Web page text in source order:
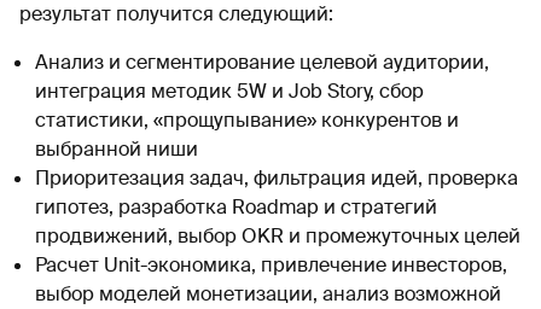
результат получится следующий:
Анализ и сегментирование целевой аудитории,
интеграция методик 5W и Job Story, сбор
статистики, «прощупывание» конкурентов и
выбранной ниши
Приоритезация задач, фильтрация идей, проверка
гипотез, разработка Roadmap и стратегий
продвижений, выбор OKR и промежуточных целей
Расчет Unit-экономика, привлечение инвесторов,
выбор моделей монетизации, анализ возможной